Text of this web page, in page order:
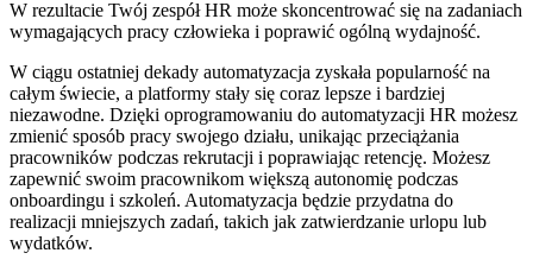
W rezultacie Twój zespół HR może skoncentrować się na zadaniach
wymagających pracy człowieka i poprawić ogólną wydajność.
W ciągu ostatniej dekady automatyzacja zyskała popularność na
całym świecie, a platformy stały się coraz lepsze i bardziej
niezawodne. Dzięki oprogramowaniu do automatyzacji HR możesz
zmienić sposób pracy swojego działu, unikając przeciążania
pracowników podczas rekrutacji i poprawiając retencję. Możesz
zapewnić swoim pracownikom większą autonomię podczas
onboardingu i szkoleń. Automatyzacja będzie przydatna do
realizacji mniejszych zadań, takich jak zatwierdzanie urlopu lub
wydatków.